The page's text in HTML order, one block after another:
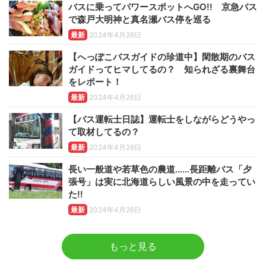
バスに乗ってパワースポットへGO!! 京急バス
で森戸大明神と真名瀬バス停を巡る
最新 2024年4月26日
【へっぽこバスガイドの珍道中】閑散期のバス
ガイドってヒマしてるの？ 知られざる裏舞台
をレポート！
最新 2024年4月26日
【バス運転士日誌】運転士をしながらどうやっ
て取材してるの？
最新 2024年4月26日
長い一般道や若草色の農道……長距離バス「夕
張号」は実に北海道らしい風景の中を走ってい
た!!
最新 2024年4月26日
もっと見る